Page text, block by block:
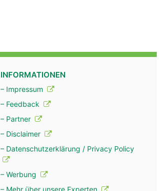
INFORMATIONEN
– Impressum
– Feedback
– Partner
– Disclaimer
– Datenschutzerklärung / Privacy Policy
– Werbung
– Mehr über unsere Experten